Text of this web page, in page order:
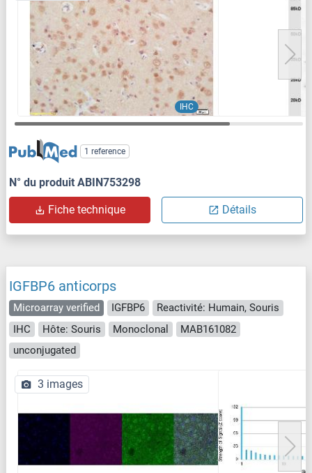
IHC
1 reference
N° du produit ABIN753298
Fiche technique Détails
IGFBP6 anticorps
Microarray verified IGFBP6
Reactivité: Humain, Souris
IHC
Hôte: Souris Monoclonal
MAB161082
unconjugated
3 images